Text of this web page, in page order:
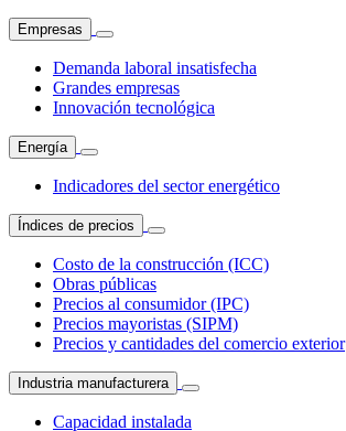
Empresas
Demanda laboral insatisfecha
Grandes empresas
Innovación tecnológica
Energía
Indicadores del sector energético
Índices de precios
Costo de la construcción (ICC)
Obras públicas
Precios al consumidor (IPC)
Precios mayoristas (SIPM)
Precios y cantidades del comercio exterior
Industria manufacturera
Capacidad instalada